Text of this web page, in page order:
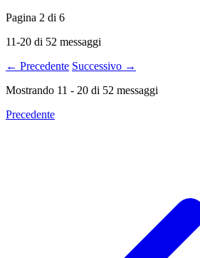
Pagina 2 di 6
11-20 di 52 messaggi
← Precedente Successivo →
Mostrando 11 - 20 di 52 messaggi
Precedente